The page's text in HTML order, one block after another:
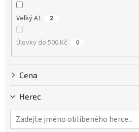
Velký A1 2
Úlovky do 500 Kč 0
Cena
Herec